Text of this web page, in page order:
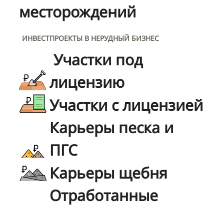
месторождений
ИНВЕСТПРОЕКТЫ В НЕРУДНЫЙ БИЗНЕС
Участки под
лицензию
Участки с лицензией
Карьеры песка и
ПГС
Карьеры щебня
Отработанные